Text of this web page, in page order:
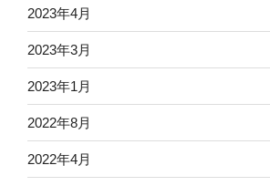
2023年4月
2023年3月
2023年1月
2022年8月
2022年4月